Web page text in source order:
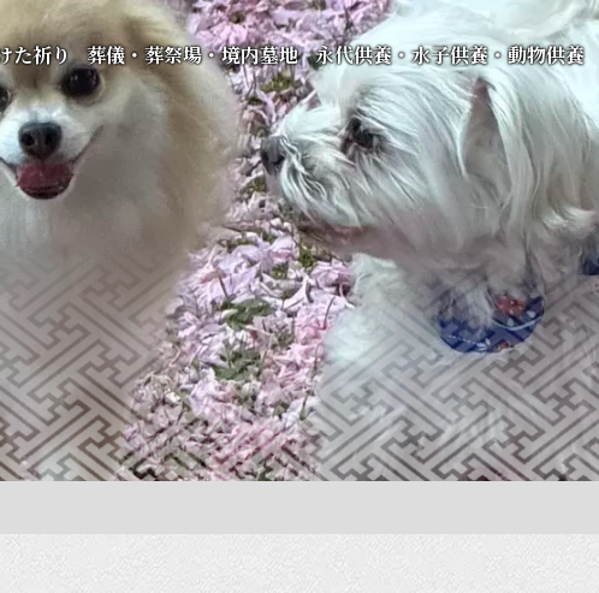
た祈り 葬儀・葬祭場・境内墓地 永代供養・水子供養・動物供養